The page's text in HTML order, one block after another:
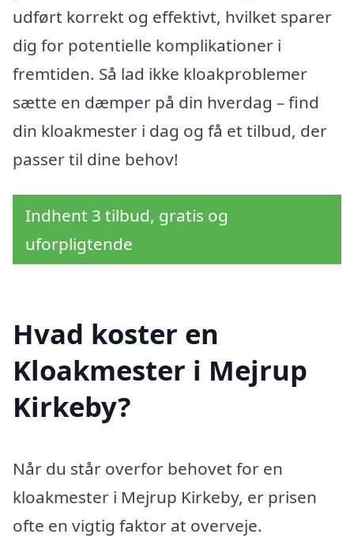
udført korrekt og effektivt, hvilket sparer
dig for potentielle komplikationer i
fremtiden. Så lad ikke kloakproblemer
sætte en dæmper på din hverdag – find
din kloakmester i dag og få et tilbud, der
passer til dine behov!
Indhent 3 tilbud, gratis og
uforpligtende
Hvad koster en
Kloakmester i Mejrup
Kirkeby?
Når du står overfor behovet for en
kloakmester i Mejrup Kirkeby, er prisen
ofte en vigtig faktor at overveje.